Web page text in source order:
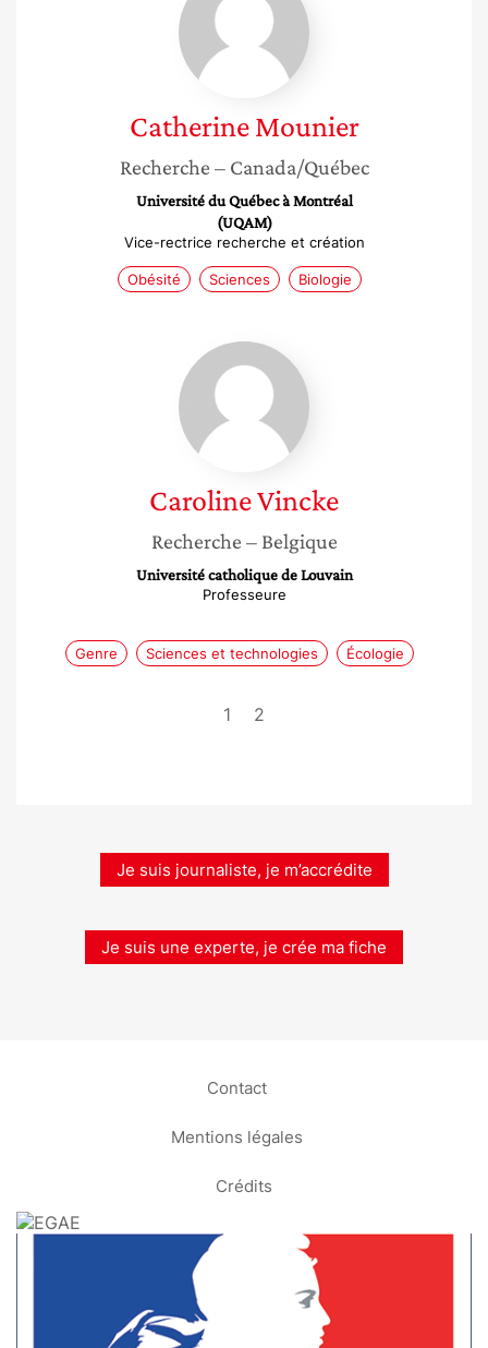
Catherine Mounier
Recherche – Canada/Québec
Université du Québec à Montréal
(UQAM)
Vice-rectrice recherche et création
Obésité Sciences Biologie
Caroline
Vincke
CarolineVincke
Recherche – Belgique
Université catholique de Louvain
Professeure
Genre Sciences et technologies Écologie
1 2
Je suis journaliste, je m’accrédite
Je suis une experte, je crée ma fiche
Contact
Mentions légales
Crédits